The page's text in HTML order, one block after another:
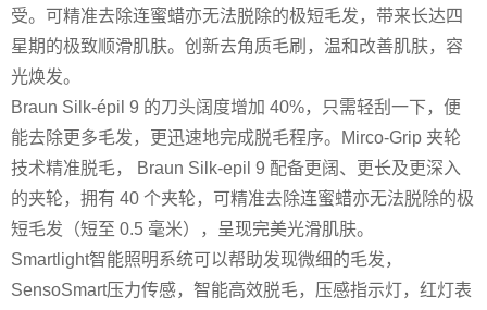
受。 可精准去除连蜜蜡亦无法脱除的极短毛发，带来长达四
星期的极致顺滑肌肤。创新去角质毛刷，温和改善肌肤，容
光焕发。
Braun Silk-épil 9 的刀头阔度增加 40%，只需轻刮一下，便
能去除更多毛发，更迅速地完成脱毛程序。Mirco-Grip 夹轮
技术精准脱毛， Braun Silk-epil 9 配备更阔、更长及更深入
的夹轮，拥有 40 个夹轮，可精准去除连蜜蜡亦无法脱除的极
短毛发（短至 0.5 毫米），呈现完美光滑肌肤。
Smartlight智能照明系统可以帮助发现微细的毛发，
SensoSmart压力传感，智能高效脱毛，压感指示灯，红灯表